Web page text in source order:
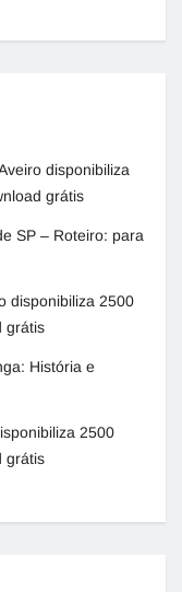
disponibiliza
grátis
SP – Roteiro: para
disponibiliza 2500
grátis
História e
2500
grátis